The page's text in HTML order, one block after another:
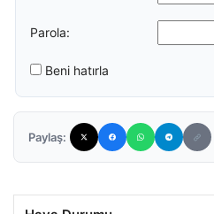
Parola:
Beni hatırla
Paylaş: